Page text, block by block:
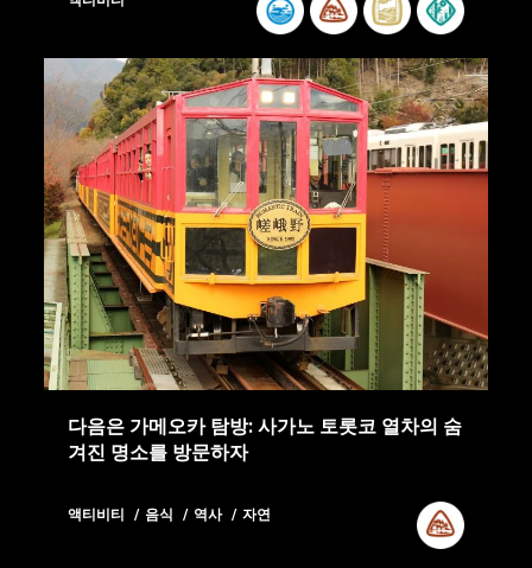
다음은 가메오카 탐방: 사가노 토롯코 열차의 숨
겨진 명소를 방문하자
액티비티 음식 역사 자연